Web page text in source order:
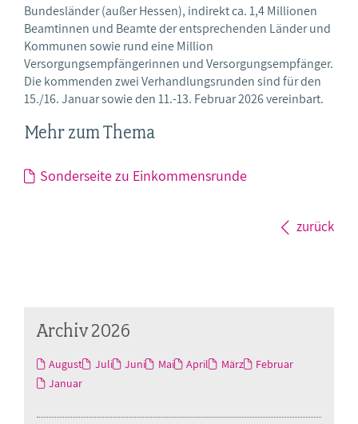
Bundesländer (außer Hessen), indirekt ca. 1,4 Millionen
Beamtinnen und Beamte der entsprechenden Länder und
Kommunen sowie rund eine Million
Versorgungsempfängerinnen und Versorgungsempfänger.
Die kommenden zwei Verhandlungsrunden sind für den
15./16. Januar sowie den 11.-13. Februar 2026 vereinbart.
Mehr zum Thema
Sonderseite zu Einkommensrunde
zurück
Archiv 2026
August Juli Juni Mai April März
Februar
Januar